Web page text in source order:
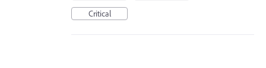
Critical